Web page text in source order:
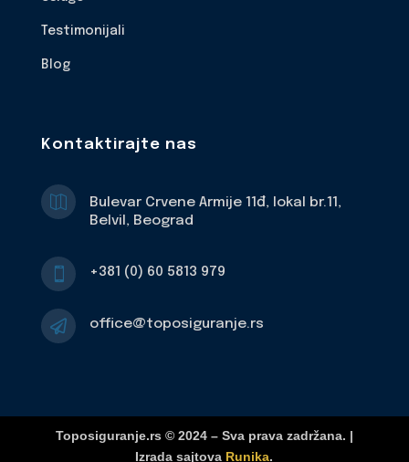
Testimonijali
Blog
Kontaktirajte nas
Bulevar Crvene Armije 11đ, lokal br.11,
Belvil, Beograd
+381 (0) 60 5813 979
 office@toposiguranje.rs
Toposiguranje.rs © 2024 – Sva prava zadržana. |
Izrada sajtova Runika.